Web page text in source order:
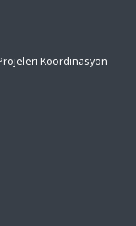
Koordinasyon